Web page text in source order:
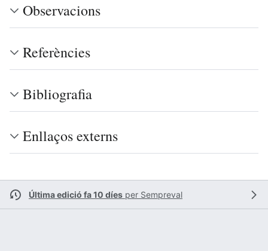
Observacions
Referències
Bibliografia
Enllaços externs
Última edició fa 10 díes per Sempreval